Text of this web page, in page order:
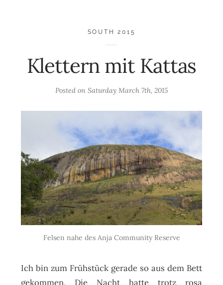
SOUTH 2015
Klettern mit Kattas
Posted on Saturday March 7th, 2015
Felsen nahe des Anja Community Reserve
Ich bin zum Frühstück gerade so aus dem Bett
gekommen. Die Nacht hatte trotz rosa